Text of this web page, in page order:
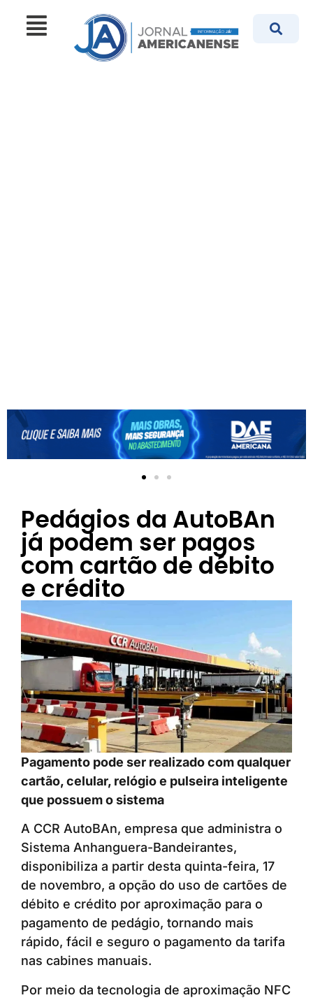
Pedágios da AutoBAn
já podem ser pagos
com cartão de débito
e crédito
Pagamento pode ser realizado com qualquer
cartão, celular, relógio e pulseira inteligente
que possuem o sistema
A CCR AutoBAn, empresa que administra o
Sistema Anhanguera-Bandeirantes,
disponibiliza a partir desta quinta-feira, 17
de novembro, a opção do uso de cartões de
débito e crédito por aproximação para o
pagamento de pedágio, tornando mais
rápido, fácil e seguro o pagamento da tarifa
nas cabines manuais.
Por meio da tecnologia de aproximação NFC